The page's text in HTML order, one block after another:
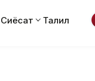
Сиёсат Таҳлил